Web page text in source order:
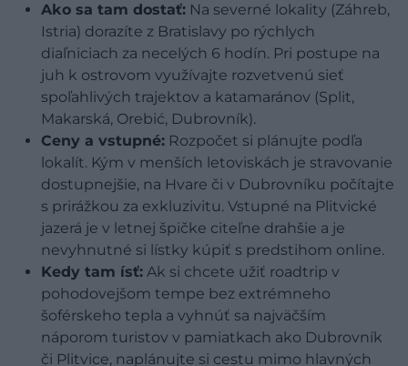
Ako sa tam dostať: Na severné lokality (Záhreb,
Istria) dorazíte z Bratislavy po rýchlych
diaľniciach za necelých 6 hodín. Pri postupe na
juh k ostrovom využívajte rozvetvenú sieť
spoľahlivých trajektov a katamaránov (Split,
Makarská, Orebić, Dubrovník).
Ceny a vstupné: Rozpočet si plánujte podľa
lokalít. Kým v menších letoviskách je stravovanie
dostupnejšie, na Hvare či v Dubrovníku počítajte
s prirážkou za exkluzivitu. Vstupné na Plitvické
jazerá je v letnej špičke citeľne drahšie a je
nevyhnutné si lístky kúpiť s predstihom online.
Kedy tam ísť: Ak si chcete užiť roadtrip v
pohodovejšom tempe bez extrémneho
šoférskeho tepla a vyhnúť sa najväčším
náporom turistov v pamiatkach ako Dubrovník
či Plitvice, naplánujte si cestu mimo hlavných